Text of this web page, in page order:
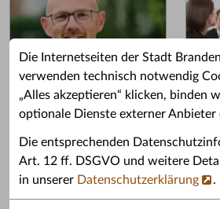
Die Internetseiten der Stadt
verwenden technisch notwendig
„Alles akzeptieren“ klicken, binden
optionale Dienste externer Anbieter
Die entsprechenden
Art. 12 ff. DSGVO und weitere
in unserer Datenschutzerklärung .
Grußwort des OB